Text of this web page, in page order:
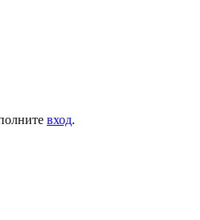
вход.